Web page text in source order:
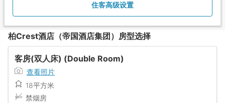
住客高级设置
柏Crest酒店（帝国酒店集团）房型选择
客房(双人床) (Double Room)
查看照片
18平方米
禁烟房